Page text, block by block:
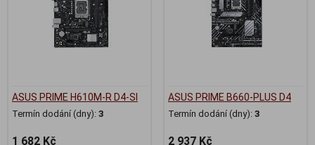
ASUS PRIME H610M-R D4-SI
Termín dodání (dny): 3
1 682 Kč
ASUS PRIME B660-PLUS D4
Termín dodání (dny): 3
2 937 Kč